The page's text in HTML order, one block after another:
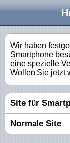
Wir haben
Smartphone
eine spezielle
Wollen Sie jetzt
Site für
Normale Site